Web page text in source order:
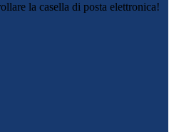
la casella di posta elettronica!